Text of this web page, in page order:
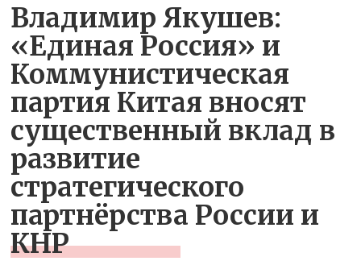
Владимир Якушев:
«Единая Россия» и
Коммунистическая
партия Китая вносят
существенный вклад в
развитие
стратегического
партнёрства России и
КНР